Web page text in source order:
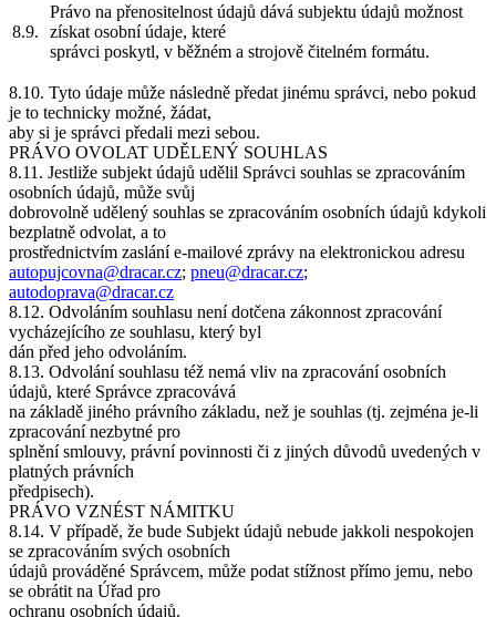
8.9.
Právo na přenositelnost údajů dává subjektu údajů možnost
získat osobní údaje, které
správci poskytl, v běžném a strojově čitelném formátu.
8.10. Tyto údaje může následně předat jinému správci, nebo pokud
je to technicky možné, žádat,
aby si je správci předali mezi sebou.
PRÁVO OVOLAT UDĚLENÝ SOUHLAS
8.11. Jestliže subjekt údajů udělil Správci souhlas se zpracováním
osobních údajů, může svůj
dobrovolně udělený souhlas se zpracováním osobních údajů kdykoli
bezplatně odvolat, a to
prostřednictvím zaslání e-mailové zprávy na elektronickou adresu
autopujcovna@dracar.cz; pneu@dracar.cz;
autodoprava@dracar.cz
8.12. Odvoláním souhlasu není dotčena zákonnost zpracování
vycházejícího ze souhlasu, který byl
dán před jeho odvoláním.
8.13. Odvolání souhlasu též nemá vliv na zpracování osobních
údajů, které Správce zpracovává
na základě jiného právního základu, než je souhlas (tj. zejména je-li
zpracování nezbytné pro
splnění smlouvy, právní povinnosti či z jiných důvodů uvedených v
platných právních
předpisech).
PRÁVO VZNÉST NÁMITKU
8.14. V případě, že bude Subjekt údajů nebude jakkoli nespokojen
se zpracováním svých osobních
údajů prováděné Správcem, může podat stížnost přímo jemu, nebo
se obrátit na Úřad pro
ochranu osobních údajů.